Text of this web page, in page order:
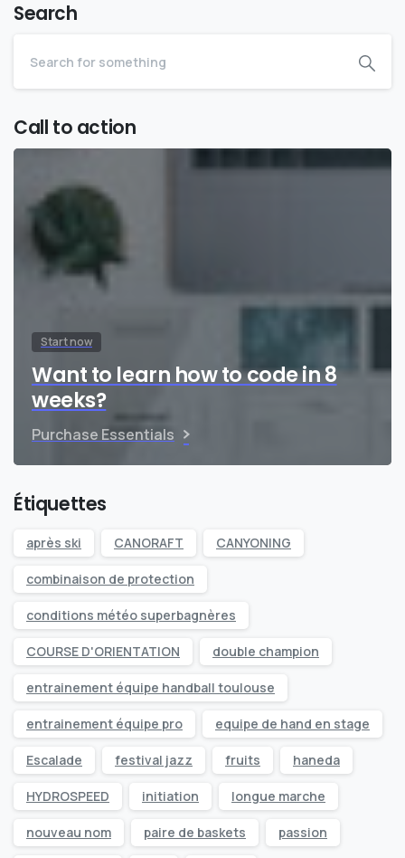
Search
Call to action
Start now
Want to learn how to code in 8
weeks?
Purchase Essentials
Étiquettes
après ski CANORAFT CANYONING
combinaison de protection
conditions météo superbagnères
COURSE D'ORIENTATION double champion
entrainement équipe handball toulouse
entrainement équipe pro equipe de hand en stage
Escalade festival jazz fruits haneda
HYDROSPEED initiation longue marche
nouveau nom paire de baskets passion